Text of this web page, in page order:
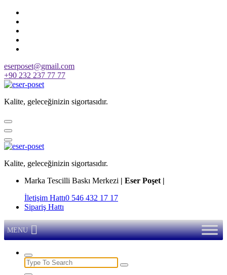
Skip
content
eserposet@gmail.com
+90 232 237 77 77
Kalite, geleceğinizin sigortasıdır.
Kalite, geleceğinizin sigortasıdır.
Marka Tescilli Baskı Merkezi | Eser Poşet |
İletişim Hattı0 546 432 17 17
Sipariş Hattı
MENU
Search
for: